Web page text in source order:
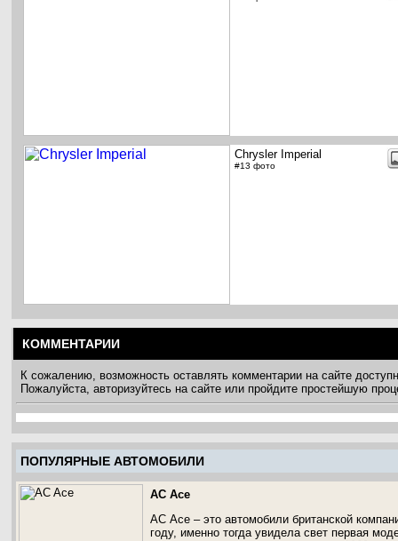
Chrysler Imperial
#13 фото
КОММЕНТАРИИ
К сожалению, возможность оставлять комментарии на сайте
Пожалуйста, авторизуйтесь на сайте или пройдите простейшую
ПОПУЛЯРНЫЕ АВТОМОБИЛИ
AC Ace
АС Асе – это автомобили британской
году, именно тогда увидела свет первая